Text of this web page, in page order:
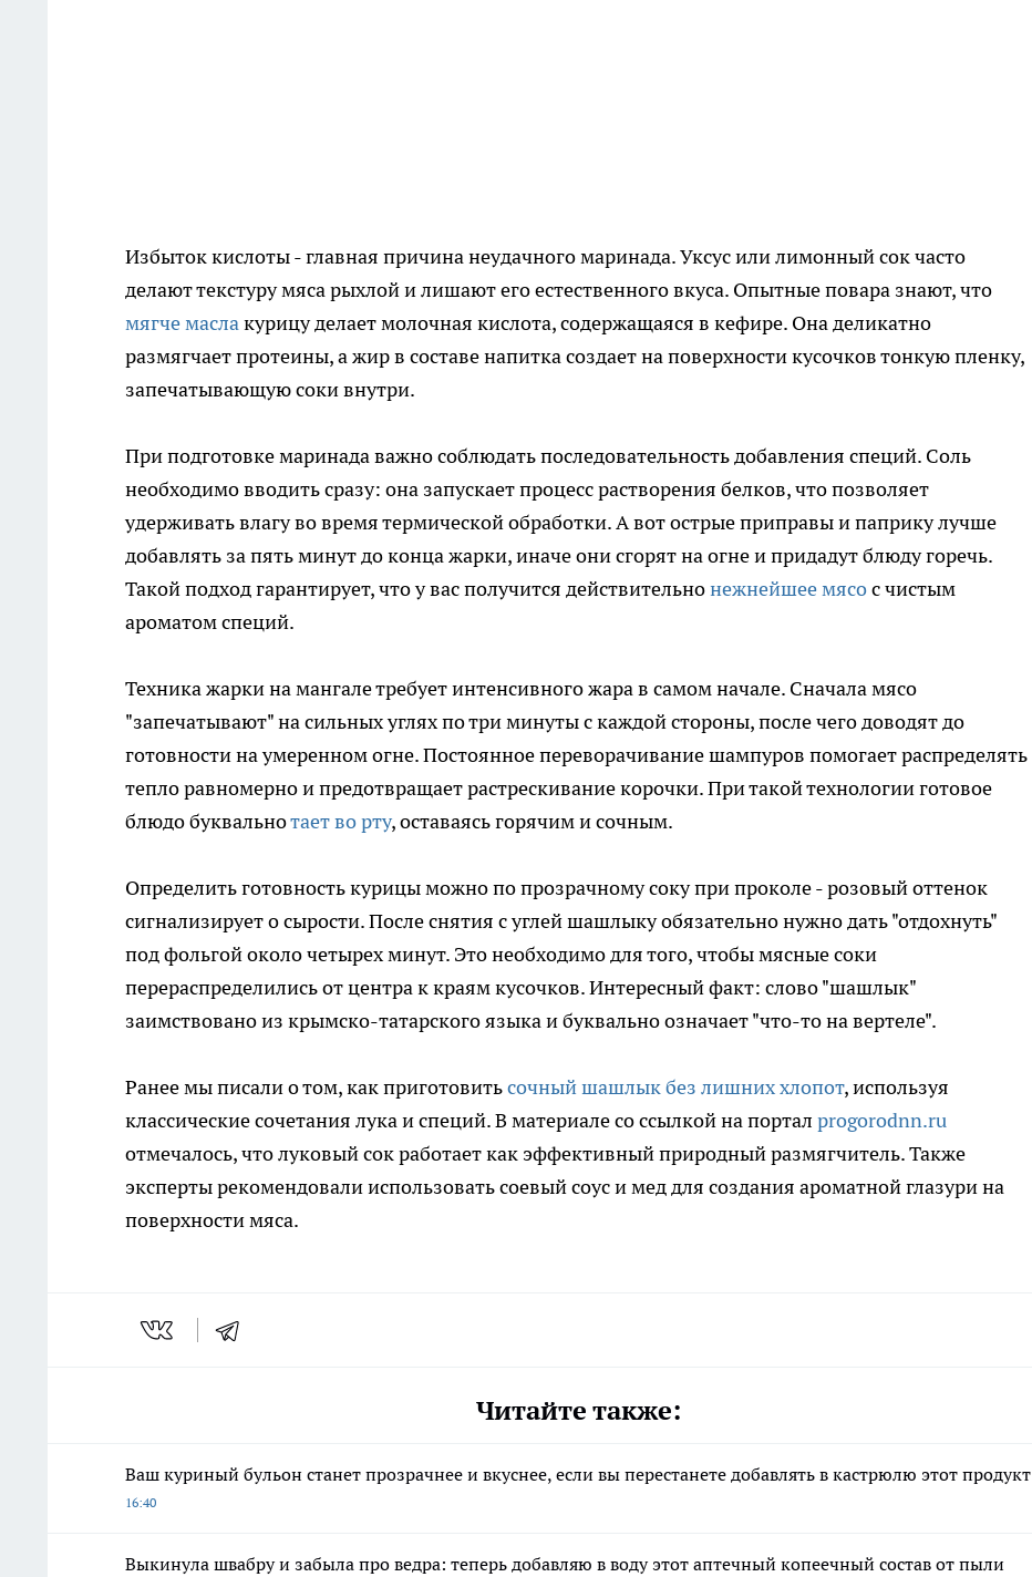
Избыток кислоты - главная причина неудачного маринада. Уксус или лимонный сок часто
делают текстуру мяса рыхлой и лишают его естественного вкуса. Опытные повара знают, что
мягче маслакурицу делает молочная кислота, содержащаяся в кефире. Она деликатно
размягчает протеины, а жир в составе напитка создает на поверхности кусочков тонкую пленку,
запечатывающую соки внутри.
При подготовке маринада важно соблюдать последовательность добавления специй. Соль
необходимо вводить сразу: она запускает процесс растворения белков, что позволяет
удерживать влагу во время термической обработки. А вот острые приправы и паприку лучше
добавлять за пять минут до конца жарки, иначе они сгорят на огне и придадут блюду горечь.
Такой подход гарантирует, что у вас получится действительнонежнейшее мясос чистым
ароматом специй.
Техника жарки на мангале требует интенсивного жара в самом начале. Сначала мясо
"запечатывают" на сильных углях по три минуты с каждой стороны, после чего доводят до
готовности на умеренном огне. Постоянное переворачивание шампуров помогает распределять
тепло равномерно и предотвращает растрескивание корочки. При такой технологии готовое
блюдо буквальнотает во рту, оставаясь горячим и сочным.
Определить готовность курицы можно по прозрачному соку при проколе - розовый оттенок
сигнализирует о сырости. После снятия с углей шашлыку обязательно нужно дать "отдохнуть"
под фольгой около четырех минут. Это необходимо для того, чтобы мясные соки
перераспределились от центра к краям кусочков. Интересный факт: слово "шашлык"
заимствовано из крымско-татарского языка и буквально означает "что-то на вертеле".
Ранее мы писали о том, как приготовитьсочный шашлык без лишних хлопот, используя
классические сочетания лука и специй. В материале со ссылкой на портал progorodnn.ru
отмечалось, что луковый сок работает как эффективный природный размягчитель. Также
эксперты рекомендовали использовать соевый соус и мед для создания ароматной глазури на
поверхности мяса.
Читайте также:
Ваш куриный бульон станет прозрачнее и вкуснее, если вы перестанете добавлять в кастрюлю этот продукт
16:40
Выкинула швабру и забыла про ведра: теперь добавляю в воду этот аптечный копеечный состав от пыли